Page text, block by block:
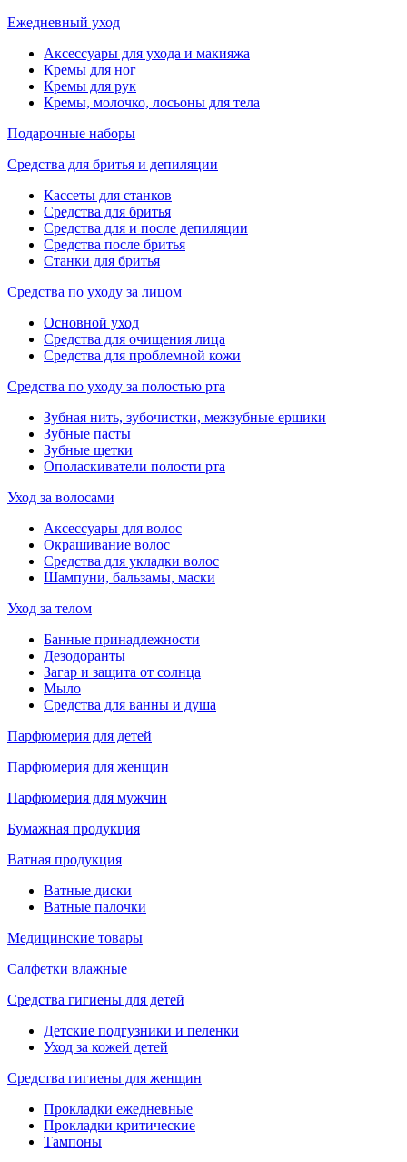
Ежедневный уход
Аксессуары для ухода и макияжа
Кремы для ног
Кремы для рук
Кремы, молочко, лосьоны для тела
Подарочные наборы
Средства для бритья и депиляции
Кассеты для станков
Средства для бритья
Средства для и после депиляции
Средства после бритья
Станки для бритья
Средства по уходу за лицом
Основной уход
Средства для очищения лица
Средства для проблемной кожи
Средства по уходу за полостью рта
Зубная нить, зубочистки, межзубные ершики
Зубные пасты
Зубные щетки
Ополаскиватели полости рта
Уход за волосами
Аксессуары для волос
Окрашивание волос
Средства для укладки волос
Шампуни, бальзамы, маски
Уход за телом
Банные принадлежности
Дезодоранты
Загар и защита от солнца
Мыло
Средства для ванны и душа
Парфюмерия для детей
Парфюмерия для женщин
Парфюмерия для мужчин
Бумажная продукция
Ватная продукция
Ватные диски
Ватные палочки
Медицинские товары
Салфетки влажные
Средства гигиены для детей
Детские подгузники и пеленки
Уход за кожей детей
Средства гигиены для женщин
Прокладки ежедневные
Прокладки критические
Тампоны